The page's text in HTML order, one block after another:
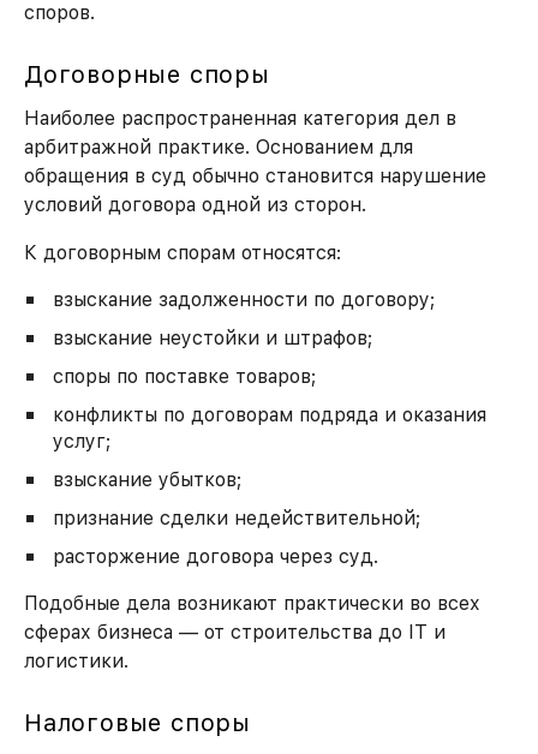
споров.
Договорные споры
Наиболее распространенная категория дел в
арбитражной практике. Основанием для
обращения в суд обычно становится нарушение
условий договора одной из сторон.
К договорным спорам относятся:
взыскание задолженности по договору;
взыскание неустойки и штрафов;
споры по поставке товаров;
конфликты по договорам подряда и оказания
услуг;
взыскание убытков;
признание сделки недействительной;
расторжение договора через суд.
Подобные дела возникают практически во всех
сферах бизнеса — от строительства до IT и
логистики.
Налоговые споры